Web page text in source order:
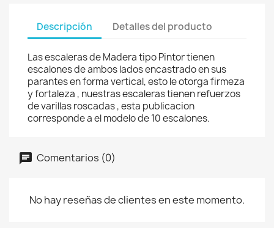
Descripción Detalles del producto
Las escaleras de Madera tipo Pintor tienen
escalones de ambos lados encastrado en sus
parantes en forma vertical, esto le otorga firmeza
y fortaleza , nuestras escaleras tienen refuerzos
de varillas roscadas , esta publicacion
corresponde a el modelo de 10 escalones.
Comentarios (0)
No hay reseñas de clientes en este momento.